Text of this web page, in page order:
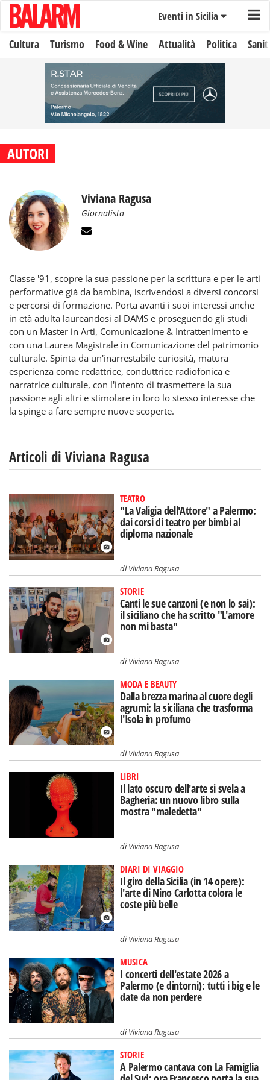
Eventi in Sicilia
Cultura Turismo Food & Wine Attualità Politica
AUTORI
Viviana Ragusa
Giornalista
Classe '91, scopre la sua passione per la scrittura e per le arti
performative già da bambina, iscrivendosi a diversi concorsi
e percorsi di formazione. Porta avanti i suoi interessi anche
in età adulta laureandosi al DAMS e proseguendo gli studi
con un Master in Arti, Comunicazione & Intrattenimento e
con una Laurea Magistrale in Comunicazione del patrimonio
culturale. Spinta da un'inarrestabile curiosità, matura
esperienza come redattrice, conduttrice radiofonica e
narratrice culturale, con l'intento di trasmettere la sua
passione agli altri e stimolare in loro lo stesso interesse che
la spinge a fare sempre nuove scoperte.
Articoli di Viviana Ragusa
TEATRO
"La Valigia dell'Attore" a Palermo:
dai corsi di teatro per bimbi al
diploma nazionale
diViviana Ragusa
STORIE
Canti le sue canzoni (e non lo sai):
il siciliano che ha scritto "L'amore
non mi basta"
diViviana Ragusa
MODA E BEAUTY
Dalla brezza marina al cuore degli
agrumi: la siciliana che trasforma
l'Isola in profumo
diViviana Ragusa
LIBRI
Il lato oscuro dell'arte si svela a
Bagheria: un nuovo libro sulla
mostra "maledetta"
diViviana Ragusa
DIARI DI VIAGGIO
Il giro della Sicilia (in 14 opere):
l'arte di Nino Carlotta colora le
coste più belle
diViviana Ragusa
MUSICA
I concerti dell'estate 2026 a
Palermo (e dintorni): tutti i big e le
date da non perdere
diViviana Ragusa
STORIE
A Palermo cantava con La Famiglia